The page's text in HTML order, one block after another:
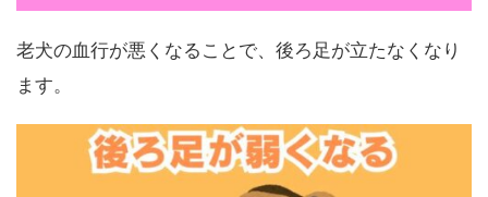
老犬の血行が悪くなることで、後ろ足が立たなくなり
ます。